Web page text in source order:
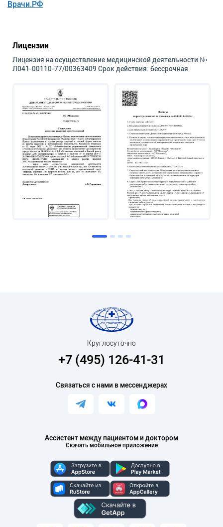
Врачи.РФ
Лицензии
Лицензия на осуществление медицинской деятельности №
Л041-00110-77/00363409 Срок действия: бессрочная
Ассистент между пациентом и доктором
Скачать мобильное приложение
Круглосуточно
+7 (495) 126-41-31
Связаться с нами в мессенджерах